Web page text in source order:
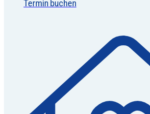
Termin buchen